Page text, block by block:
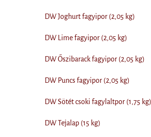
DW Joghurt fagyipor (2,05 kg)
DW Lime fagyipor (2,05 kg)
DW Őszibarack fagyipor (2,05 kg)
DW Puncs fagyipor (2,05 kg)
DW Sötét csoki fagylaltpor (1,75 kg)
DW Tejalap (15 kg)